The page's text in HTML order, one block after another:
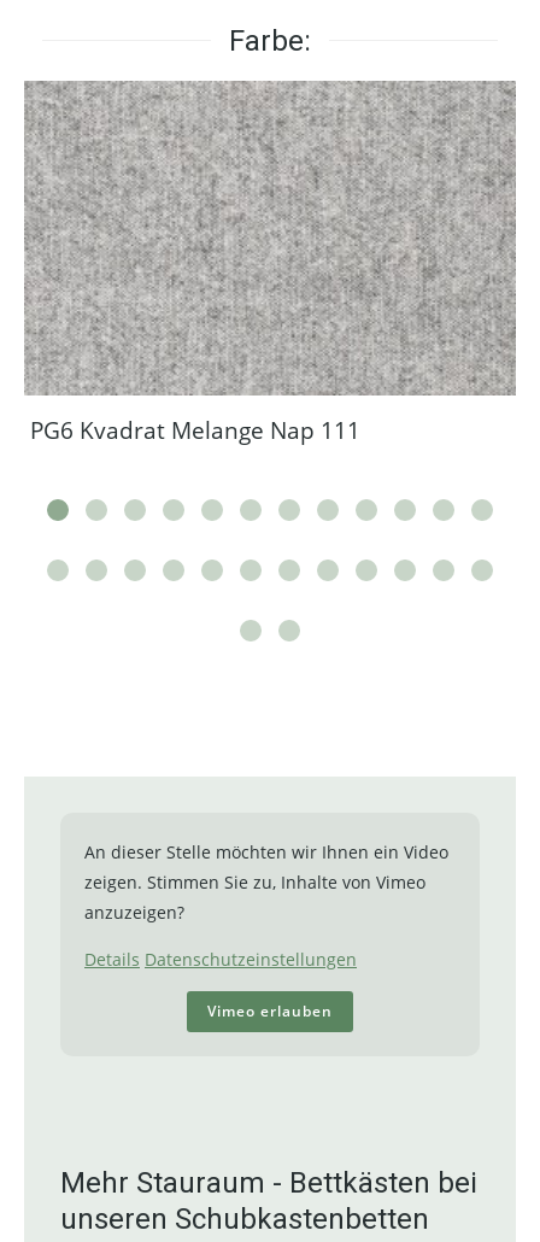
Farbe:
PG6 Kvadrat Melange Nap 111
An dieser Stelle möchten wir Ihnen ein Video
zeigen. Stimmen Sie zu, Inhalte von Vimeo
anzuzeigen?
Details Datenschutzeinstellungen
Vimeo erlauben
Mehr Stauraum - Bettkästen bei
unseren Schubkastenbetten